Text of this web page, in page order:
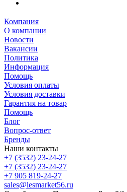
Компания
О компании
Новости
Вакансии
Политика
Информация
Помощь
Условия оплаты
Условия доставки
Гарантия на товар
Помощь
Блог
Вопрос-ответ
Бренды
Наши контакты
+7 (3532) 23-24-27
+7 (3532) 23-24-27
+7 905 819-24-27
sales@lesmarket56.ru